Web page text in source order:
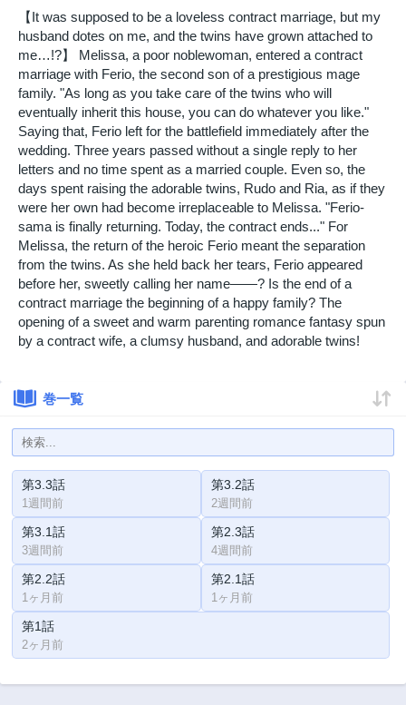
【It was supposed to be a loveless contract marriage, but my
husband dotes on me, and the twins have grown attached to
me…!?】 Melissa, a poor noblewoman, entered a contract
marriage with Ferio, the second son of a prestigious mage
family. "As long as you take care of the twins who will
eventually inherit this house, you can do whatever you like."
Saying that, Ferio left for the battlefield immediately after the
wedding. Three years passed without a single reply to her
letters and no time spent as a married couple. Even so, the
days spent raising the adorable twins, Rudo and Ria, as if they
were her own had become irreplaceable to Melissa. "Ferio-
sama is finally returning. Today, the contract ends..." For
Melissa, the return of the heroic Ferio meant the separation
from the twins. As she held back her tears, Ferio appeared
before her, sweetly calling her name――? Is the end of a
contract marriage the beginning of a happy family? The
opening of a sweet and warm parenting romance fantasy spun
by a contract wife, a clumsy husband, and adorable twins!
巻一覧
第3.3話
1週間前
第3.2話
2週間前
第3.1話
3週間前
第2.3話
4週間前
第2.2話
1ヶ月前
第2.1話
1ヶ月前
第1話
2ヶ月前